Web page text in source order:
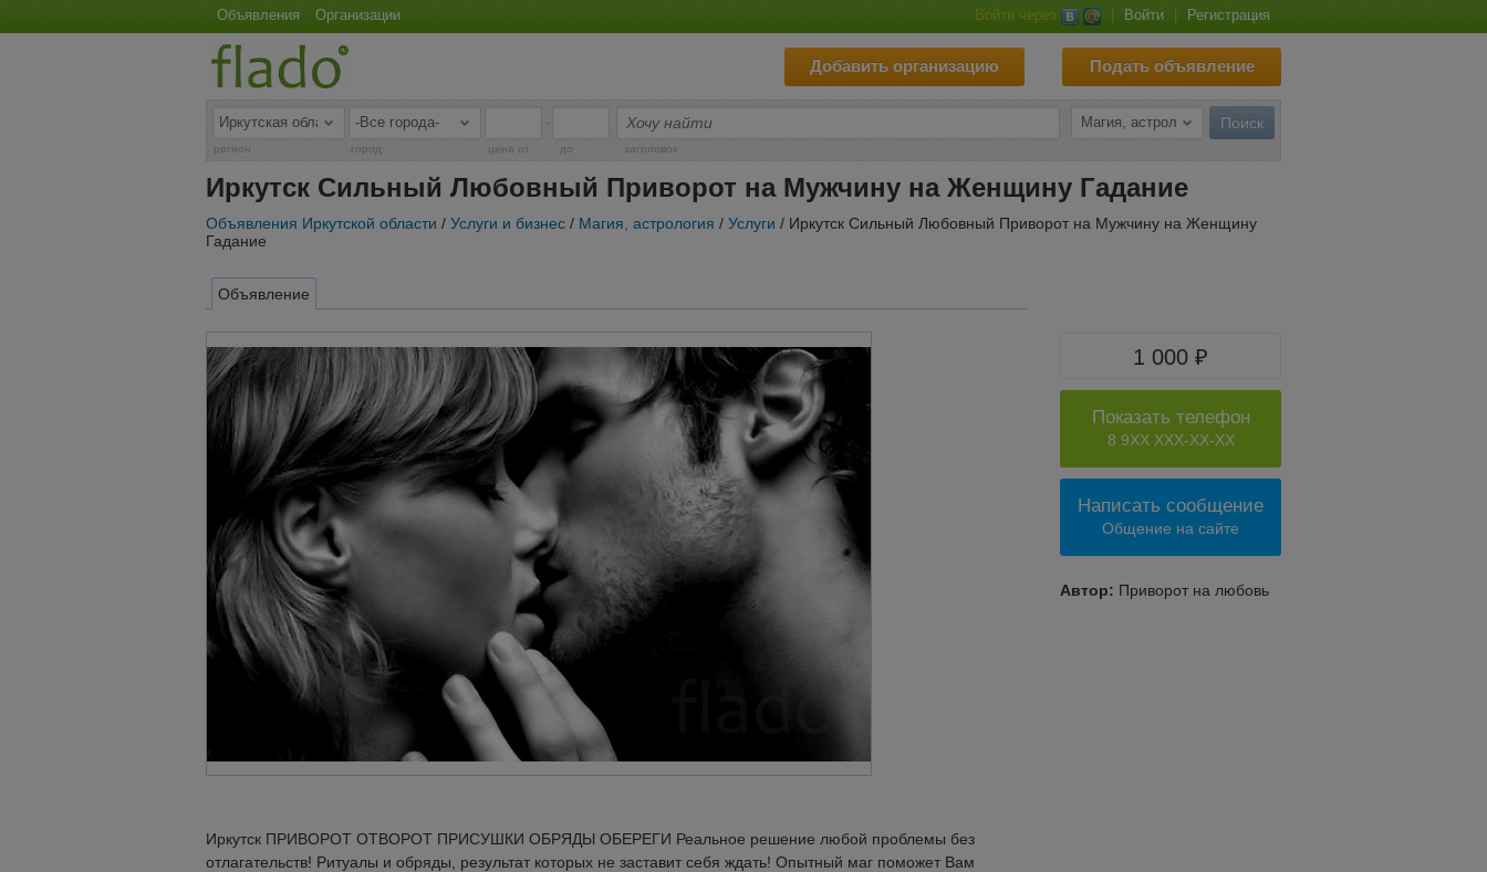
Объявления Организации Войти через Войти Регистрация
Подать объявление
Добавить организацию
-
регион город цена от до заголовок
Иркутск Сильный Любовный Приворот на Мужчину на Женщину Гадание
Объявления Иркутской области / Услуги и бизнес / Магия, астрология / Услуги / Иркутск Сильный Любовный Приворот на Мужчину на Женщину
Гадание
Объявление
Иркутск ПРИВОРОТ ОТВОРОТ ПРИСУШКИ ОБРЯДЫ ОБЕРЕГИ Реальное решение любой проблемы без
отлагательств! Ритуалы и обряды, результат которых не заставит себя ждать! Опытный маг поможет Вам
1 000 ₽
Показать телефон
8 9XX XXX-XX-XX
Написать сообщение
Общение на сайте
Автор: Приворот на любовь